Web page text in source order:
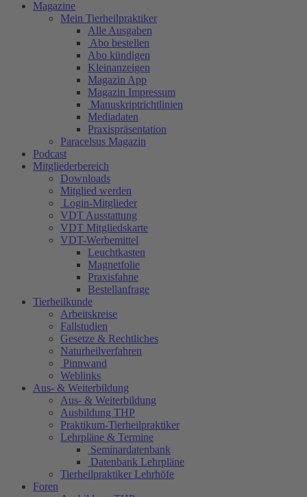
Magazine
Mein Tierheilpraktiker
Alle Ausgaben
Abo bestellen
Abo kündigen
Kleinanzeigen
Magazin App
Magazin Impressum
Manuskriptrichtlinien
Mediadaten
Praxispräsentation
Paracelsus Magazin
Podcast
Mitgliederbereich
Downloads
Mitglied werden
Login-Mitglieder
VDT Ausstattung
VDT Mitgliedskarte
VDT-Werbemittel
Leuchtkasten
Magnetfolie
Praxisfahne
Bestellanfrage
Tierheilkunde
Arbeitskreise
Fallstudien
Gesetze & Rechtliches
Naturheilverfahren
Pinnwand
Weblinks
Aus- & Weiterbildung
Aus- & Weiterbildung
Ausbildung THP
Praktikum-Tierheilpraktiker
Lehrpläne & Termine
Seminardatenbank
Datenbank Lehrpläne
Tierheilpraktiker Lehrhöfe
Foren